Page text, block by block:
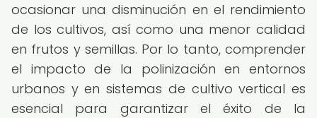
ocasionar una disminución en el rendimiento
de los cultivos, así como una menor calidad
en frutos y semillas. Por lo tanto, comprender
el impacto de la polinización en entornos
urbanos y en sistemas de cultivo vertical es
esencial para garantizar el éxito de la